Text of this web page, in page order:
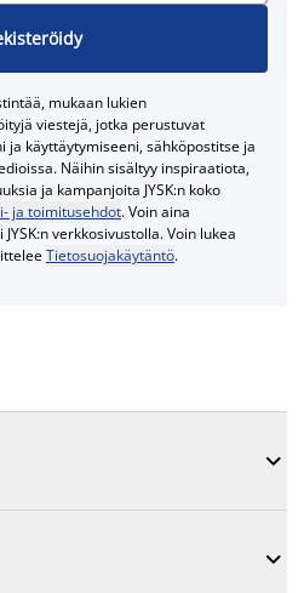
mukaan lukien
viestejä, jotka perustuvat
ja käyttäytymiseeni, sähköpostitse ja
Näihin sisältyy inspiraatiota,
ja kampanjoita JYSK:n koko
ja toimitusehdot. Voin aina
verkkosivustolla. Voin lukea
Tietosuojakäytäntö.

